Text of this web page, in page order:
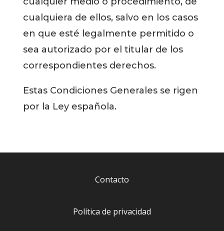
cualquiera de ellos, salvo en los casos
en que esté legalmente permitido o
sea autorizado por el titular de los
correspondientes derechos.
Estas Condiciones Generales se rigen
por la Ley española.
Contacto
Política de privacidad